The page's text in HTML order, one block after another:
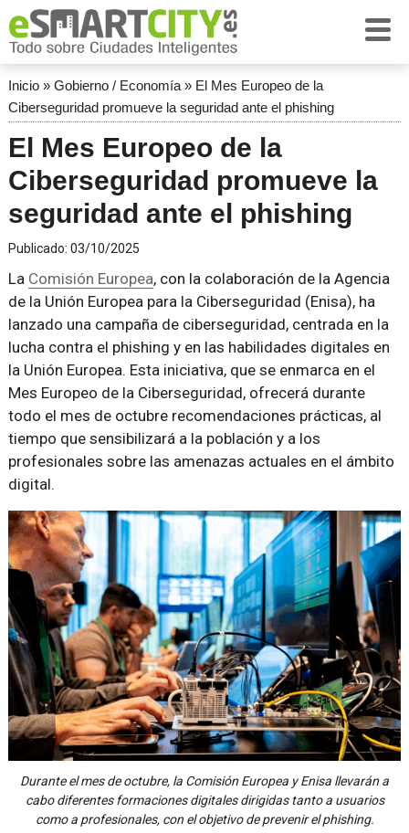
Inicio» Gobierno / Economía» El Mes Europeo de la
Ciberseguridad promueve la seguridad ante el phishing
El Mes Europeo de la
Ciberseguridad promueve la
seguridad ante el phishing
Publicado: 03/10/2025
La Comisión Europea, con la colaboración de la Agencia
de la Unión Europea para la Ciberseguridad (Enisa), ha
lanzado una campaña de ciberseguridad, centrada en la
lucha contra el phishing y en las habilidades digitales en
la Unión Europea. Esta iniciativa, que se enmarca en el
Mes Europeo de la Ciberseguridad, ofrecerá durante
todo el mes de octubre recomendaciones prácticas, al
tiempo que sensibilizará a la población y a los
profesionales sobre las amenazas actuales en el ámbito
digital.
Durante el mes de octubre, la Comisión Europea y Enisa llevarán a
cabo diferentes formaciones digitales dirigidas tanto a usuarios
como a profesionales, con el objetivo de prevenir el phishing.